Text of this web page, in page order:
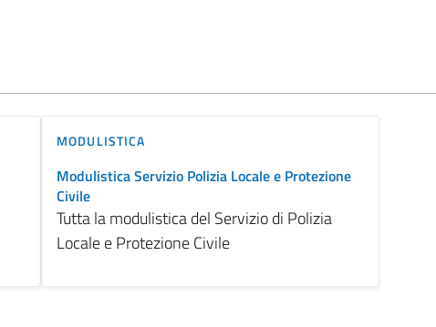
MODULISTICA
Modulistica Servizio Polizia Locale e Protezione
Civile
Tutta la modulistica del Servizio di Polizia
Locale e Protezione Civile